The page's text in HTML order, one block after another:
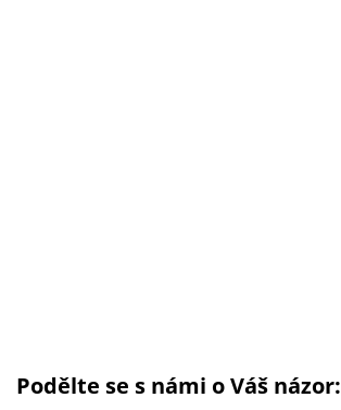
Podělte se s námi o Váš názor: